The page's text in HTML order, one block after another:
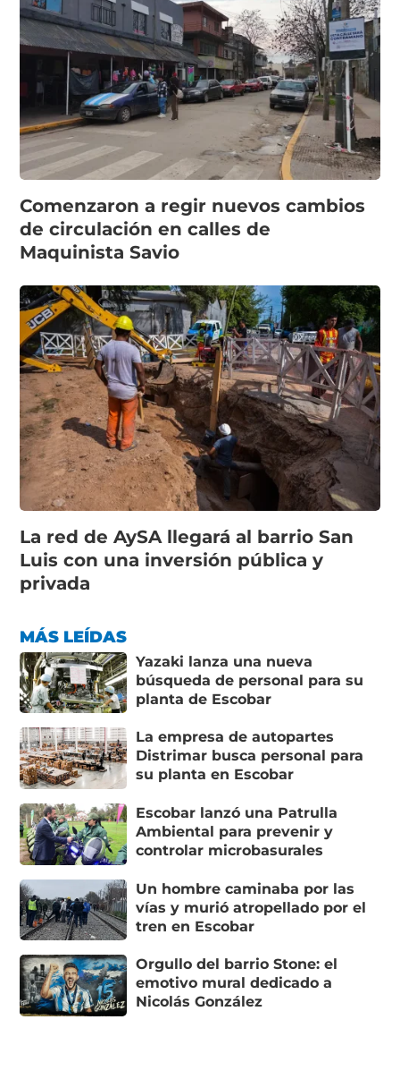
Comenzaron a regir nuevos cambios
de circulación en calles de
Maquinista Savio
La red de AySA llegará al barrio San
Luis con una inversión pública y
privada
MÁS LEÍDAS
Yazaki lanza una nueva
búsqueda de personal para su
planta de Escobar
La empresa de autopartes
Distrimar busca personal para
su planta en Escobar
Escobar lanzó una Patrulla
Ambiental para prevenir y
controlar microbasurales
Un hombre caminaba por las
vías y murió atropellado por el
tren en Escobar
Orgullo del barrio Stone: el
emotivo mural dedicado a
Nicolás González